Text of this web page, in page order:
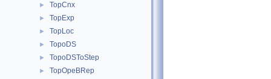
► TopCnx
► TopExp
► TopLoc
► TopoDS
► TopoDSToStep
► TopOpeBRep